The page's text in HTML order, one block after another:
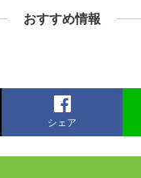
おすすめ情報
シェア